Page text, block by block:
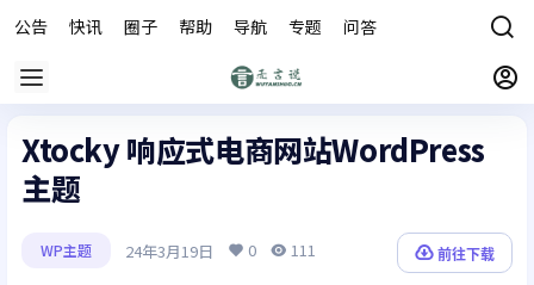
公告 快讯 圈子 帮助 导航 专题 问答
Xtocky 响应式电商网站WordPress
主题
WP主题 24年3月19日 0 111 前往下载